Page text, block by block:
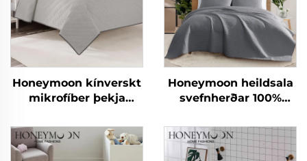
Honeymoon kínverskt
mikrofíber þekja
svefnpokar og hylki
Honeymoon heildsala
svefnherðar 100%
þekja svefnpokar og
hylki